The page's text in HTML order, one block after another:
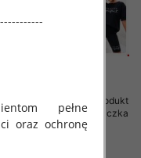
damskie (Polska produkt
Standard, Mix Kolor Paczka
5 szt
pełne
oraz ochronę